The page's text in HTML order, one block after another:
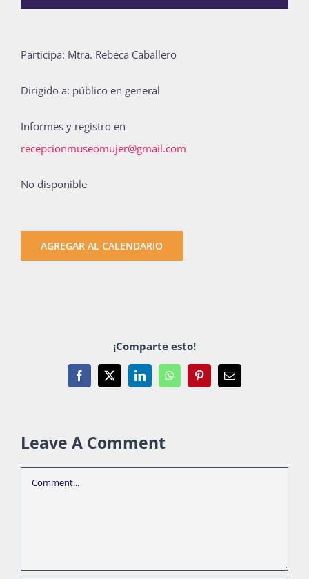
Participa: Mtra. Rebeca Caballero
Dirigido a: público en general
Informes y registro en
recepcionmuseomujer@gmail.com
No disponible
AGREGAR AL CALENDARIO
¡Comparte esto!
Facebook
X LinkedInWhatsAppPinterestEmail
Leave A Comment
Comment